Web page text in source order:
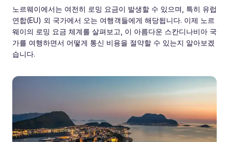
노르웨이에서는 여전히 로밍 요금이 발생할 수 있으며, 특히 유럽
연합(EU) 외 국가에서 오는 여행객들에게 해당됩니다. 이제 노르
웨이의 로밍 요금 체계를 살펴보고, 이 아름다운 스칸디나비아 국
가를 여행하면서 어떻게 통신 비용을 절약할 수 있는지 알아보겠
습니다.